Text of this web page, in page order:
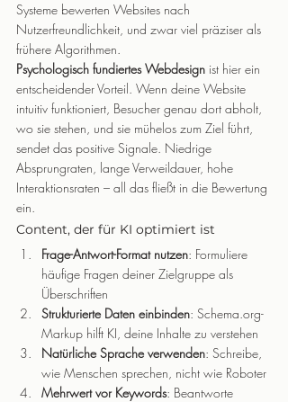
Systeme bewerten Websites nach
Nutzerfreundlichkeit, und zwar viel präziser als
frühere Algorithmen.
Psychologisch fundiertes Webdesign ist hier ein
entscheidender Vorteil. Wenn deine Website
intuitiv funktioniert, Besucher genau dort abholt,
wo sie stehen, und sie mühelos zum Ziel führt,
sendet das positive Signale. Niedrige
Absprungraten, lange Verweildauer, hohe
Interaktionsraten – all das fließt in die Bewertung
ein.
Content, der für KI optimiert ist
Frage-Antwort-Format nutzen: Formuliere
häufige Fragen deiner Zielgruppe als
Überschriften
Strukturierte Daten einbinden: Schema.org-
Markup hilft KI, deine Inhalte zu verstehen
Natürliche Sprache verwenden: Schreibe,
wie Menschen sprechen, nicht wie Roboter
Mehrwert vor Keywords: Beantworte